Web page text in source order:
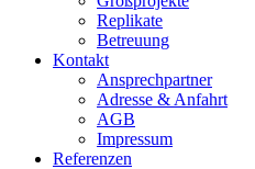
Replikate
Betreuung
Kontakt
Ansprechpartner
Adresse & Anfahrt
AGB
Impressum
Referenzen